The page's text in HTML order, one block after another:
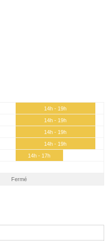
14h - 19h
14h - 19h
14h - 19h
14h - 19h
14h - 17h
Fermé